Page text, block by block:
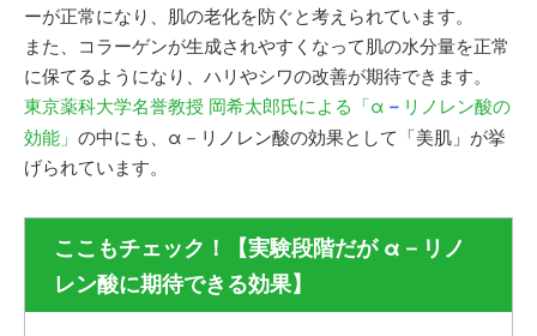
ーが正常になり、肌の老化を防ぐと考えられています。
また、コラーゲンが生成されやすくなって肌の水分量を正常
に保てるようになり、ハリやシワの改善が期待できます。
東京薬科大学名誉教授 岡希太郎氏による「α － リノレン酸の
効能」 の中にも、α－リノレン酸の効果として「美肌」が挙
げられています。
ここもチェック！【実験段階だが α－リノ
レン酸に期待できる効果】